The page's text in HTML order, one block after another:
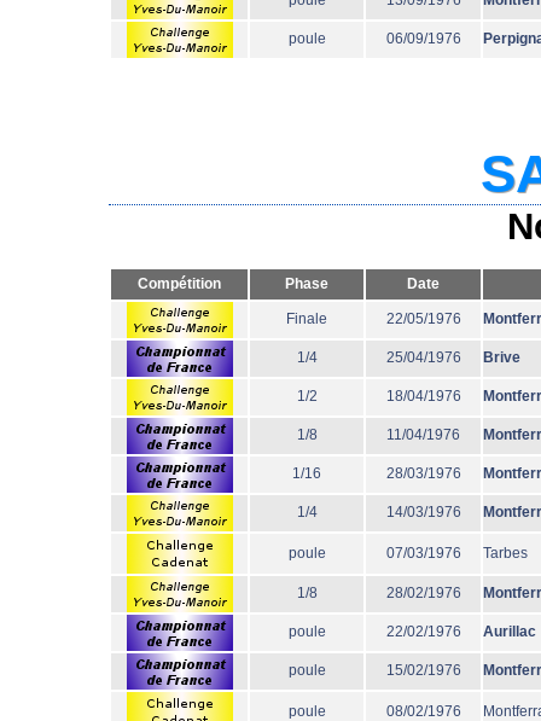
poule 06/09/1976
Compétition Phase Date
Finale 22/05/1976
1/4 25/04/1976 Brive
1/2 18/04/1976
1/8 11/04/1976
1/16 28/03/1976
1/4 14/03/1976
poule 07/03/1976 Tarbes
1/8 28/02/1976
poule 22/02/1976 Aurillac
poule 15/02/1976
poule 08/02/1976